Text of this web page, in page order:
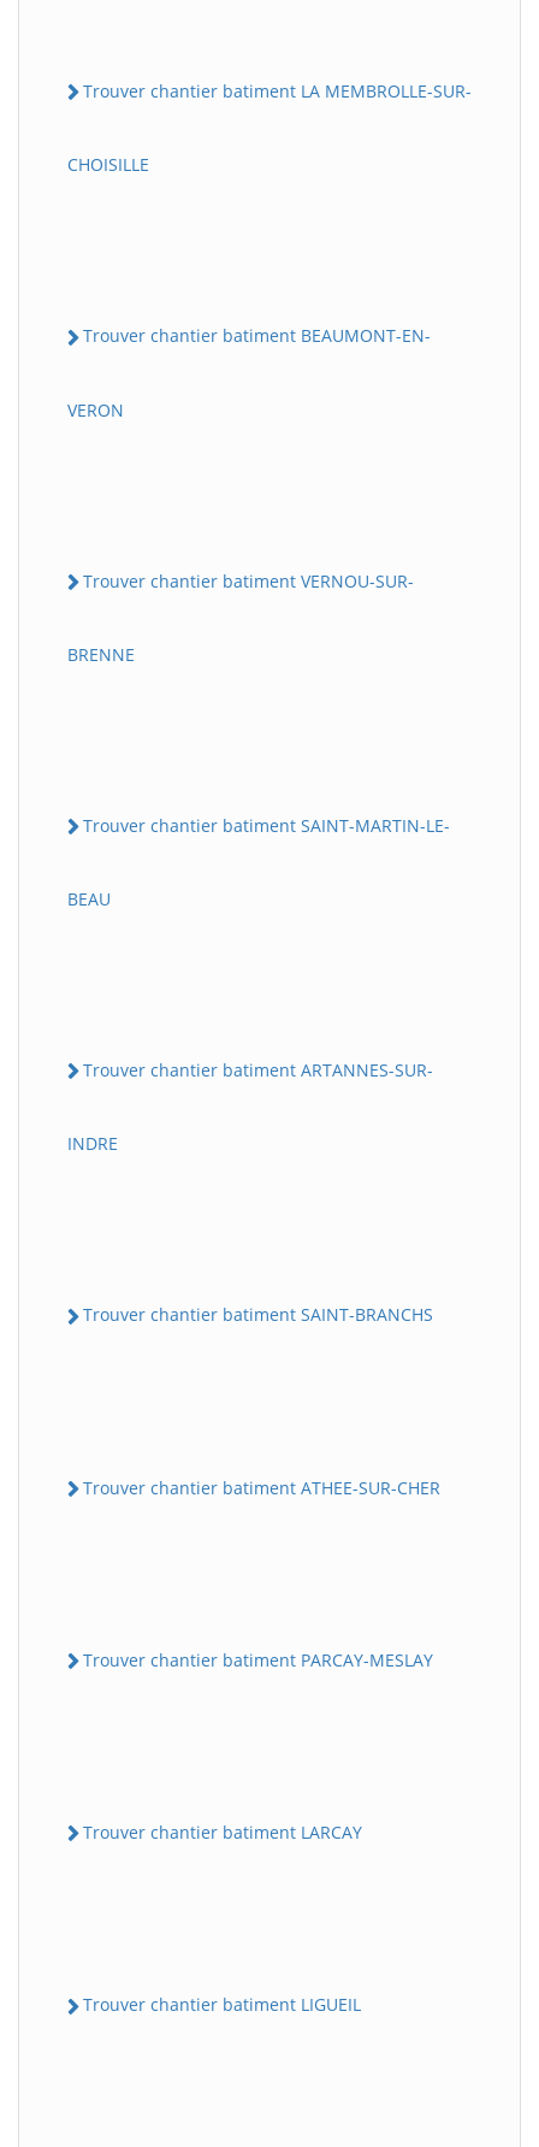
Trouver chantier batiment LA MEMBROLLE-SUR-
CHOISILLE
Trouver chantier batiment BEAUMONT-EN-
VERON
Trouver chantier batiment VERNOU-SUR-
BRENNE
Trouver chantier batiment SAINT-MARTIN-LE-
BEAU
Trouver chantier batiment ARTANNES-SUR-
INDRE
Trouver chantier batiment SAINT-BRANCHS
Trouver chantier batiment ATHEE-SUR-CHER
Trouver chantier batiment PARCAY-MESLAY
Trouver chantier batiment LARCAY
Trouver chantier batiment LIGUEIL